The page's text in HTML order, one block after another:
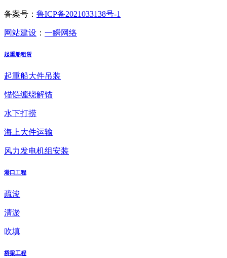
备案号： 鲁ICP备2021033138号-1
网站建设 ： 一瞬网络
起重船租赁
起重船大件吊装
锚链缠绕解锚
水下打捞
海上大件运输
风力发电机组安装
港口工程
疏浚
清淤
吹填
桥梁工程